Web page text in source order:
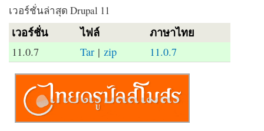
เวอร์ชั่นล่าสุด Drupal 11
เวอร์ชั่น ไฟล์ ภาษาไทย
11.0.7 Tar | zip 11.0.7